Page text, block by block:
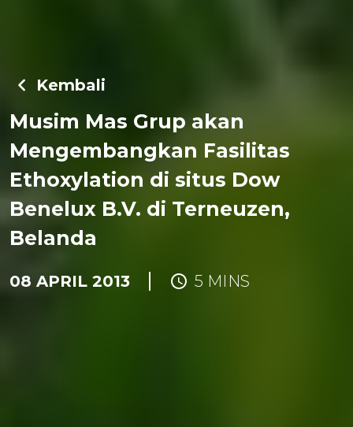
Kembali
Musim Mas Grup akan
Mengembangkan Fasilitas
Ethoxylation di situs Dow
Benelux B.V. di Terneuzen,
Belanda
08 APRIL 2013 5 MINS